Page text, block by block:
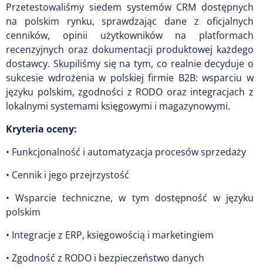
Przetestowaliśmy siedem systemów CRM dostępnych
na polskim rynku, sprawdzając dane z oficjalnych
cenników, opinii użytkowników na platformach
recenzyjnych oraz dokumentacji produktowej każdego
dostawcy. Skupiliśmy się na tym, co realnie decyduje o
sukcesie wdrożenia w polskiej firmie B2B: wsparciu w
języku polskim, zgodności z RODO oraz integracjach z
lokalnymi systemami księgowymi i magazynowymi.
Kryteria oceny:
• Funkcjonalność i automatyzacja procesów sprzedaży
• Cennik i jego przejrzystość
• Wsparcie techniczne, w tym dostępność w języku
polskim
• Integracje z ERP, księgowością i marketingiem
• Zgodność z RODO i bezpieczeństwo danych